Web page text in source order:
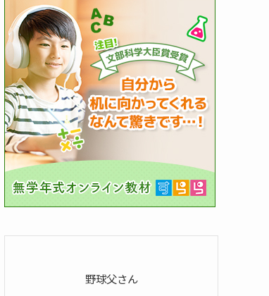
野球父さん